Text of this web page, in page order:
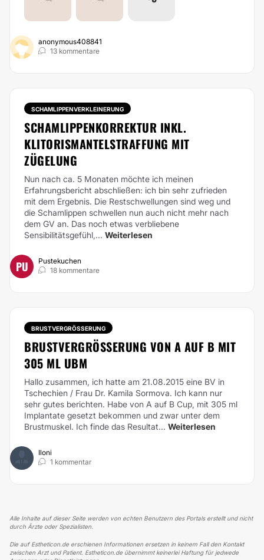
anonymous408841
13 kommentare
SCHAMLIPPENVERKLEINERUNG
SCHAMLIPPENKORREKTUR INKL.
KLITORISMANTELSTRAFFUNG MIT
ZÜGELUNG
Nun nach ca. 5 Monaten möchte ich meinen
Erfahrungsbericht abschließen: ich bin sehr zufrieden
mit dem Ergebnis. Die Restschwellungen sind weg und
die Schamlippen schwellen nun auch nicht mehr nach
dem GV an. Das noch etwas verbliebene
Sensibilitätsgefühl,... Weiterlesen
PU
Pustekuchen
18 kommentare
BRUSTVERGRÖSSERUNG
BRUSTVERGRÖSSERUNG VON A AUF B MIT 3
05 ML UBM
Hallo zusammen, ich hatte am 21.08.2015 eine BV in
Tschechien / Frau Dr. Kamila Sormova. Ich kann nur
sehr gutes berichten. Habe von A auf B Cup, mit 305 ml
Implantate gesetzt bekommen und zwar unter dem
Brustmuskel. Ich finde das Resultat... Weiterlesen
Iloni
1 kommentar
Alle Inhalte auf dieser Seite werden von echten Benutzern des Portals erstellt und nicht
durch Ärzte oder Spezialisten.
Die auf Estheticon.de erschienen Informationen ersetzen in keinem Fall den Kontakt
zwischen Arzt und Patient. Estheticon.de übernimmt keinerlei Haftung für jedwede